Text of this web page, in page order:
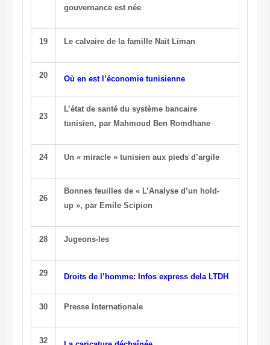
gouvernance est née
Le calvaire de la famille Nait Liman
19
Où en est l’économie tunisienne
20
L’état de santé du système bancaire
tunisien, par Mahmoud Ben Romdhane
23
Un « miracle » tunisien aux pieds d’argile
24
Bonnes feuilles de « L’Analyse d’un hold-
up », par Emile Scipion
26
Jugeons-les
28
Droits de l’homme: Infos express dela LTDH
29
Presse Internationale
30
32